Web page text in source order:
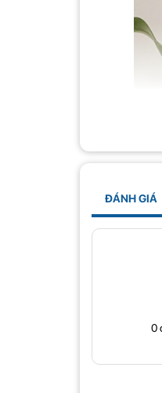
Phù hợp với
hợp có thể
ĐÁNH GIÁ
0